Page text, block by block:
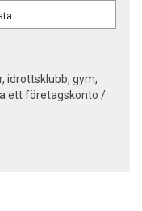
idrottsklubb, gym,
ett företagskonto /